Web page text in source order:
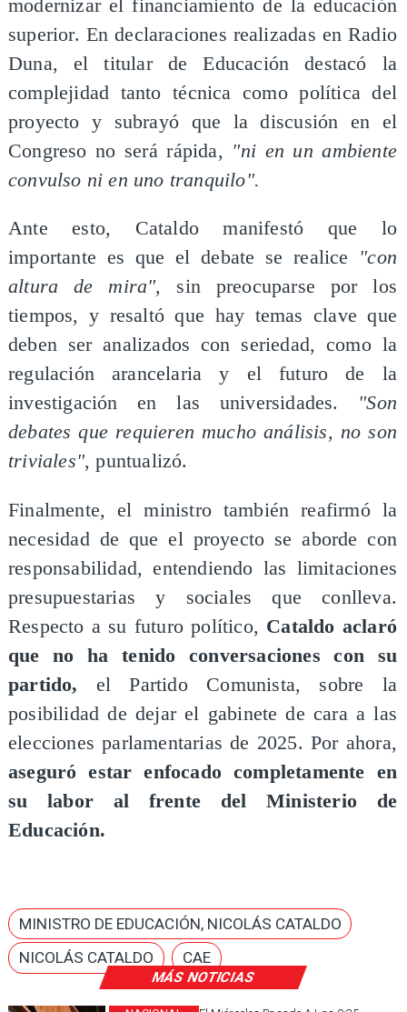
MÁS NOTICIAS
modernizar el financiamiento de la educación
superior. En declaraciones realizadas en Radio
Duna, el titular de Educación destacó la
complejidad tanto técnica como política del
proyecto y subrayó que la discusión en el
Congreso no será rápida, "ni en un ambiente
convulso ni en uno tranquilo".
Ante esto, Cataldo manifestó que lo
importante es que el debate se realice "con
altura de mira",
sin preocuparse por los
tiempos, y resaltó que hay temas clave que
deben ser analizados con seriedad, como la
regulación arancelaria y el futuro de la
investigación en las universidades. "Son
debates que requieren mucho análisis, no son
triviales", puntualizó.
Finalmente, el ministro también reafirmó la
necesidad de que el proyecto se aborde con
responsabilidad, entendiendo las limitaciones
presupuestarias y sociales que conlleva.
Respecto a su futuro político, Cataldo aclaró
que no ha tenido conversaciones con su
partido, el Partido Comunista, sobre la
posibilidad de dejar el gabinete de cara a las
elecciones parlamentarias de 2025. Por ahora,
aseguró estar enfocado completamente en
su labor al frente del Ministerio de
Educación.
MINISTRO DE EDUCACIÓN, NICOLÁS CATALDO
NICOLÁS CATALDO
CAE